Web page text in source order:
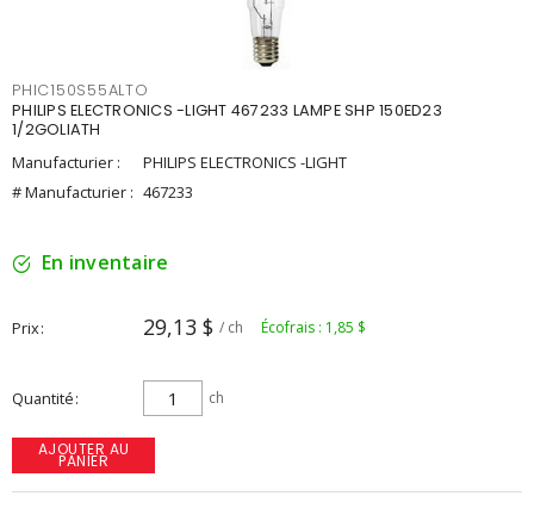
PHIC150S55ALTO
PHILIPS ELECTRONICS -LIGHT 467233 LAMPE SHP 150ED23
1/2GOLIATH
Manufacturier :
PHILIPS ELECTRONICS -LIGHT
# Manufacturier : 467233
En inventaire
Prix 29,13 $ / ch Écofrais : 1,85 $
Quantité ch
AJOUTER AU
PANIER